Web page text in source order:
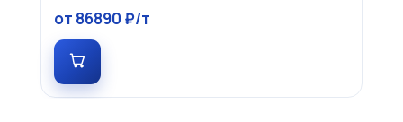
от 86890 ₽/т